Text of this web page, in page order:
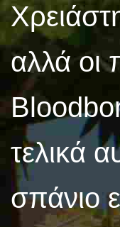
αλλά οι
τελικά
σπάνιο